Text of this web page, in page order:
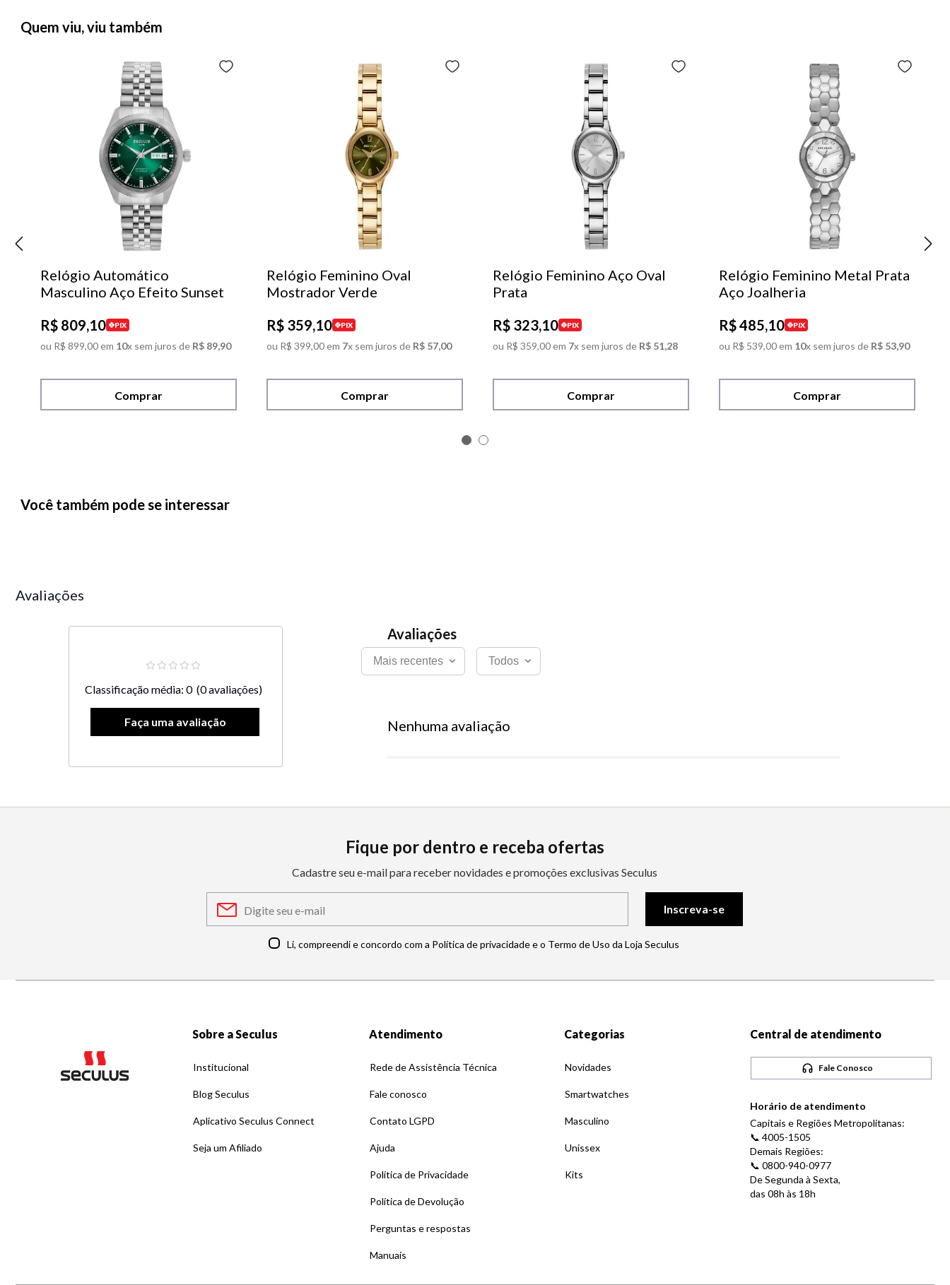
Quem viu, viu também
Relógio Automático
Masculino Aço Efeito Sunset
R$ 809,10 PIX
ou R$ 899,00em 10x sem juros de R$ 89,90
Comprar
Relógio Feminino Oval
Mostrador Verde
R$ 359,10 PIX
ou R$ 399,00em 7x sem juros de R$ 57,00
Comprar
Relógio Feminino Aço Oval
Prata
R$ 323,10 PIX
ou R$ 359,00em 7x sem juros de R$ 51,28
Comprar
Relógio Feminino Metal Prata
Aço Joalheria
R$485,10 PIX
ou R$ 539,00em 10x sem juros de R$ 53,90
Comprar
Você também pode se interessar
Avaliações
Classificação média: 0 (0 avaliações)
Mais recentes Todos
Nenhuma avaliação
Fique por dentro e receba ofertas
Cadastre seu e-mail para receber novidades e promoções exclusivas Seculus
Inscreva-se
Li, compreendi e concordo com a Política de privacidade e o Termo de Uso da Loja Seculus
Sobre a Seculus
Institucional
Blog Seculus
Aplicativo Seculus Connect
Seja um Afiliado
Atendimento
Rede de Assistência Técnica
Fale conosco
Contato LGPD
Ajuda
Política de Privacidade
Política de Devolução
Perguntas e respostas
Manuais
Categorias
Novidades
Smartwatches
Masculino
Unissex
Kits
Central de atendimento
Fale Conosco
Horário de atendimento
Capitais e Regiões Metropolitanas:
📞 4005-1505
Demais Regiões:
📞 0800-940-0977
De Segunda à Sexta,
das 08h às 18h